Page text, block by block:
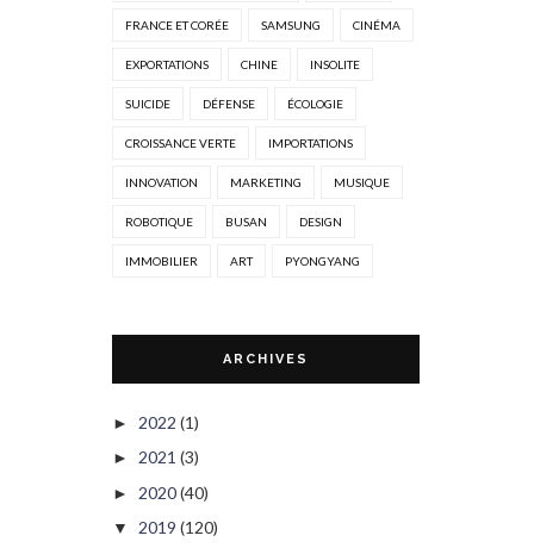
FRANCE ET CORÉE SAMSUNG CINÉMA
EXPORTATIONS CHINE INSOLITE
SUICIDE DÉFENSE ÉCOLOGIE
CROISSANCE VERTE IMPORTATIONS
INNOVATION MARKETING MUSIQUE
ROBOTIQUE BUSAN DESIGN
IMMOBILIER ART PYONGYANG
ARCHIVES
► 2022 (1)
► 2021 (3)
► 2020(40)
▼ 2019 (120)